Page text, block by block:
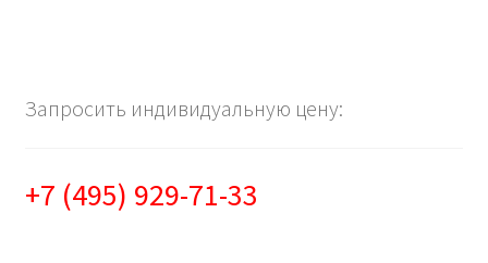
Запросить индивидуальную цену:
+7 (495) 929-71-33